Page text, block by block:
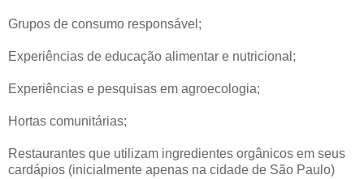
Grupos de consumo responsável;
Experiências de educação alimentar e nutricional;
Experiências e pesquisas em agroecologia;
Hortas comunitárias;
Restaurantes que utilizam ingredientes orgânicos em seus
cardápios (inicialmente apenas na cidade de São Paulo)